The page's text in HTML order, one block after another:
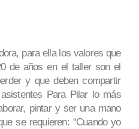
para ella los valores que
de años en el taller son el
y que deben compartir
Para Pilar lo más
pintar y ser una mano
se requieren: “Cuando yo